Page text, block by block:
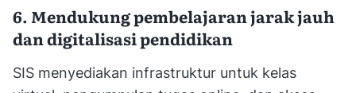
6. Mendukung pembelajaran jarak jauh
dan digitalisasi pendidikan
SIS menyediakan infrastruktur untuk kelas